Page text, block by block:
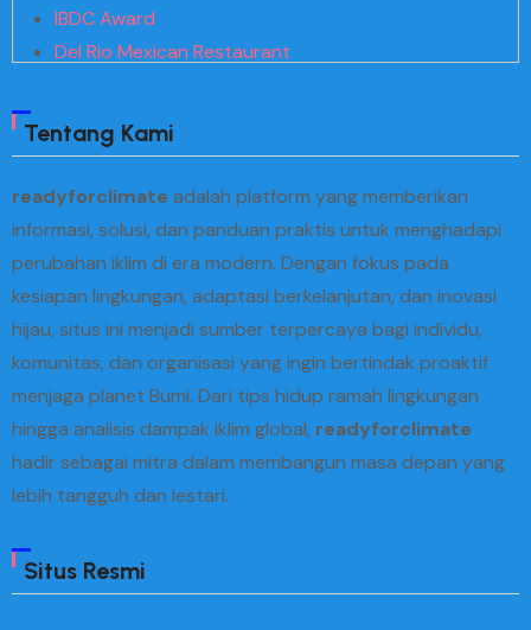
IBDC Award
Del Rio Mexican Restaurant
Hfive5 SGD2
Translating Jihad
Spectrum Theme
Realistic Foreign Policy
Paco Rosic
Tristate Biodiesel
Gidi Box Office
Creative Planning
Card IFF Backpacker
Michael George Custom Floral
Brazilian Twisters
Mountaine Meadows
Tentang Kami
readyforclimate adalah platform yang memberikan
informasi, solusi, dan panduan praktis untuk menghadapi
perubahan iklim di era modern. Dengan fokus pada
kesiapan lingkungan, adaptasi berkelanjutan, dan inovasi
hijau, situs ini menjadi sumber terpercaya bagi individu,
komunitas, dan organisasi yang ingin bertindak proaktif
menjaga planet Bumi. Dari tips hidup ramah lingkungan
hingga analisis dampak iklim global, readyforclimate
hadir sebagai mitra dalam membangun masa depan yang
lebih tangguh dan lestari.
Situs Resmi